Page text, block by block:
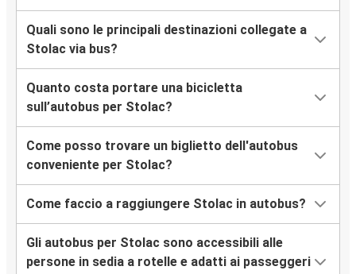
Quali sono le principali destinazioni collegate a
Stolac via bus?
Quanto costa portare una bicicletta
sull’autobus per Stolac?
Come posso trovare un biglietto dell'autobus
conveniente per Stolac?
Come faccio a raggiungere Stolac in autobus?
Gli autobus per Stolac sono accessibili alle
persone in sedia a rotelle e adatti ai passeggeri